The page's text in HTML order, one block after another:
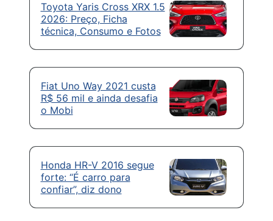
Toyota Yaris Cross XRX 1.5
2026: Preço, Ficha
técnica, Consumo e Fotos
Fiat Uno Way 2021 custa
R$ 56 mil e ainda desafia
o Mobi
Honda HR-V 2016 segue
forte: “É carro para
confiar”, diz dono